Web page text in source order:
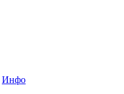
Инфо